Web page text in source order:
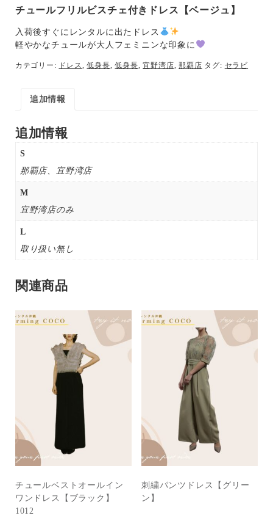
チュールフリルビスチェ付きドレス【ベージュ】
入荷後すぐにレンタルに出たドレス
軽やかなチュールが大人フェミニンな印象に
カテゴリー: ドレス,低身長,低身長,宜野湾店,那覇店 タグ: セラビ
追加情報
追加情報
S
那覇店、宜野湾店
M
宜野湾店のみ
L
取り扱い無し
関連商品
チュールベストオールイン
ワンドレス【ブラック】
1012
刺繍パンツドレス【グリー
ン】